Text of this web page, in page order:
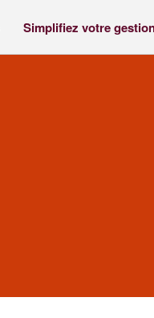
Simplifiez votre